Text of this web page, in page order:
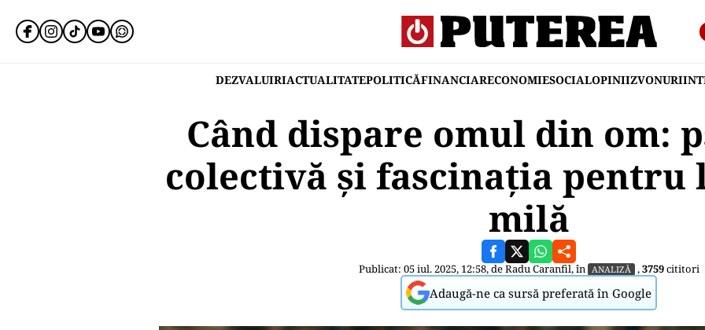
DEZVALUIRIACTUALITATEPOLITICĂFINANCIARECONOMIESOCIALOPINIIZVONURI
Când dispare omul din om:
colectivă și fascinația
milă
Publicat: 05 iul. 2025, 12:58, deRadu Caranfil, în ANALIZĂ ,3759cititori
Adaugă-ne ca sursă preferată în Google